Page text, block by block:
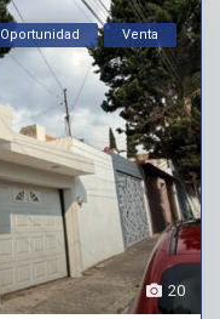
20
Oportunidad Venta